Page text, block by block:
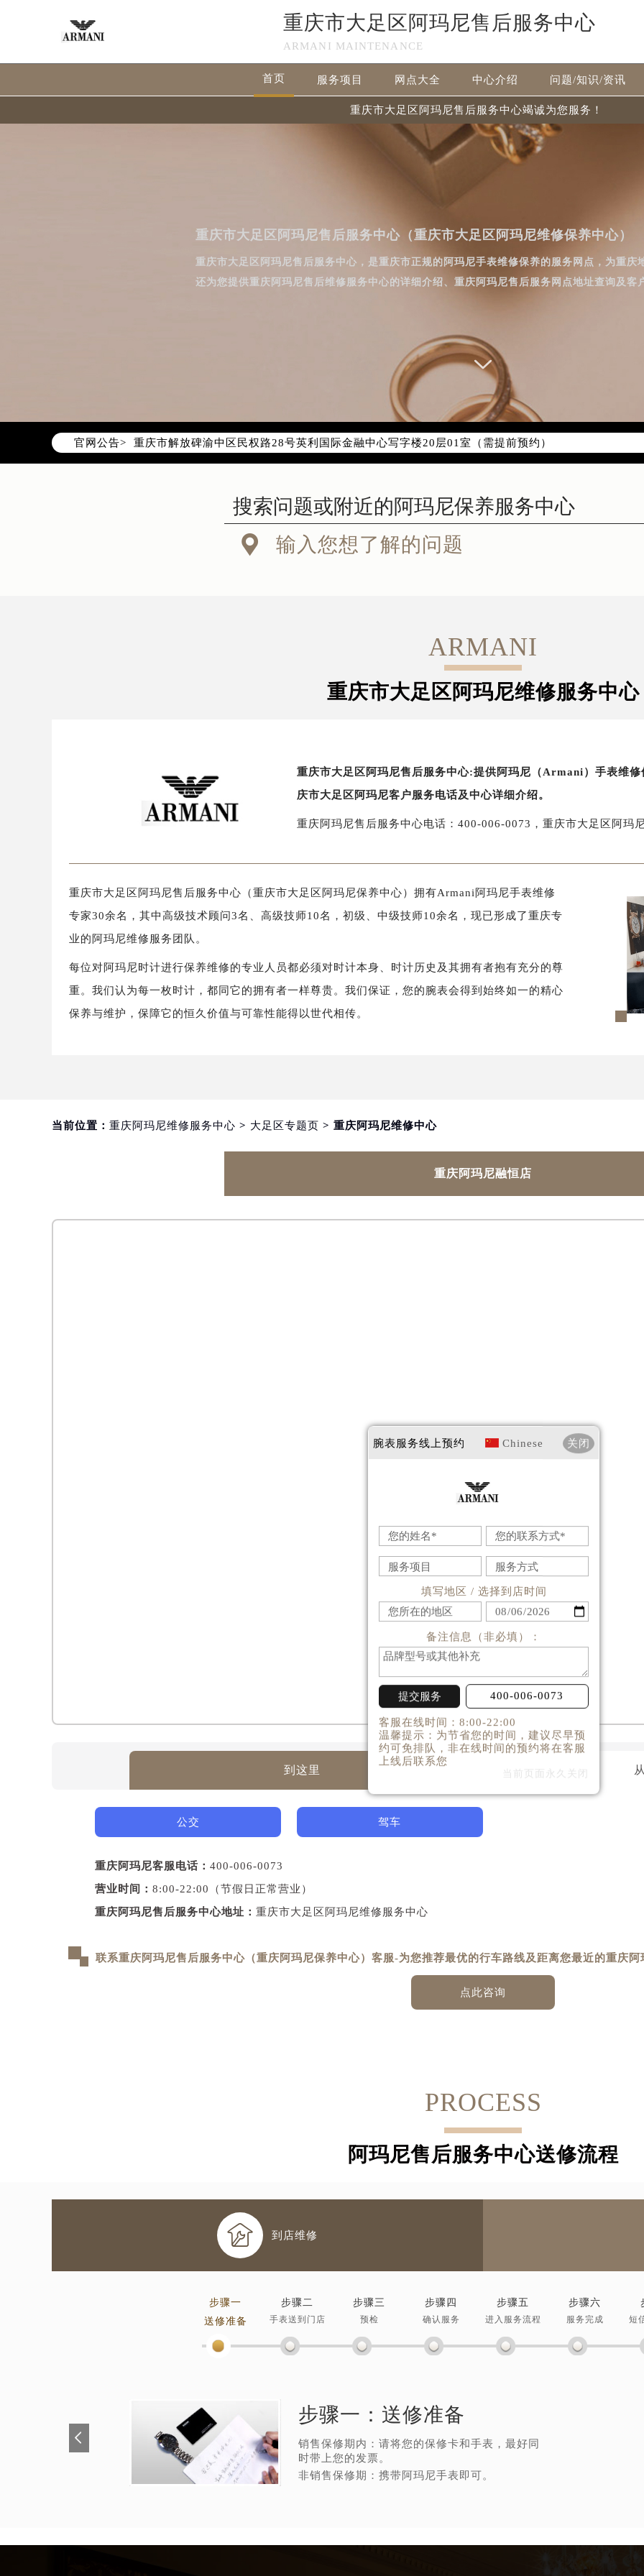
重庆市大足区阿玛尼售后服务中心
ARMANI MAINTENANCE
首页 服务项目 网点大全 中心介绍 问题/知识/资讯
重庆市大足区阿玛尼售后服务中心竭诚为您服务！
重庆市大足区阿玛尼售后服务中心（重庆市大足区阿玛尼维修保养中心）
重庆市大足区阿玛尼售后服务中心，是重庆市正规的阿玛尼手表维修保养的服务网点，为重
还为您提供重庆阿玛尼售后维修服务中心的详细介绍、重庆阿玛尼售后服务网点地址查询及客
官网公告>
2026年7月重庆市阿玛尼官方售后客户服务热线：400-606-8509
重庆市江北区观音桥步行街2号融恒时代广场写字楼9层902室（需提前预约）
重庆市解放碑渝中区民权路28号英利国际金融中心写字楼20层01室（需提前预约）
重庆市江北区观音桥步行街2号融恒时代广场9层902室阿玛尼售后服务中心（需提前预约）
重庆市解放碑渝中区民权路28号英利国际金融中心写字楼20层01室阿玛尼售后服务中心（需提前预
 输入您想了解的问题
ARMANI
重庆市大足区阿玛尼维修服务中心
重庆市大足区阿玛尼售后服务中心:提供阿玛尼（Armani）手表维
庆市大足区阿玛尼客户服务电话及中心详细介绍。
重庆阿玛尼售后服务中心电话：400-006-0073，重庆市大足区阿玛
重庆市大足区阿玛尼售后服务中心（重庆市大足区阿玛尼保养中心）拥有Armani阿玛尼手表维修
专家30余名，其中高级技术顾问3名、高级技师10名，初级、中级技师10余名，现已形成了重庆专
业的阿玛尼维修服务团队。
每位对阿玛尼时计进行保养维修的专业人员都必须对时计本身、时计历史及其拥有者抱有充分的尊
重。我们认为每一枚时计，都同它的拥有者一样尊贵。我们保证，您的腕表会得到始终如一的精心
保养与维护，保障它的恒久价值与可靠性能得以世代相传。
当前位置： 重庆阿玛尼维修服务中心 > 大足区专题页 > 重庆阿玛尼维修中心
重庆阿玛尼融恒店
到这里
公交 驾车
重庆阿玛尼客服电话： 400-006-0073
营业时间： 8:00-22:00（节假日正常营业）
重庆阿玛尼售后服务中心地址： 重庆市大足区阿玛尼维修服务中心
联系重庆阿玛尼售后服务中心（重庆阿玛尼保养中心）客服-为您推荐最优的行车路线及距离您最近的重庆
点此咨询
PROCESS
阿玛尼售后服务中心送修流程
 到店维修
步骤一
送修准备
步骤二
手表送到门店
步骤三
预检
步骤四
确认服务
步骤五
进入服务流程
步骤六
服务完成 短
步骤一： 送修准备
销售保修期内：请将您的保修卡和手表，最好同
时带上您的发票。
非销售保修期：携带阿玛尼手表即可。
腕表服务线上预约 Chinese 关闭
填写地区 / 选择到店时间
备注信息（非必填）：
提交服务 400-006-0073
客服在线时间：8:00-22:00
温馨提示：为节省您的时间，建议尽早预
约可免排队，非在线时间的预约将在客服
上线后联系您
当前页面永久关闭